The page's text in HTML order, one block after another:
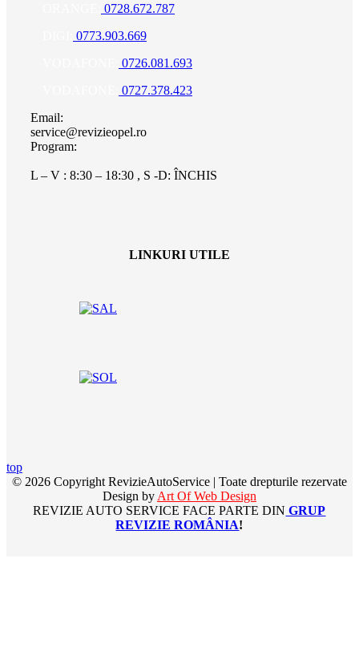
0728.672.787
0773.903.669
0726.081.693
0727.378.423
Email:
service@revizieopel.ro
Program:
L – V : 8:30 – 18:30 , S -D: ÎNCHIS
LINKURI UTILE
top
© 2026 Copyright RevizieAutoService | Toate drepturile rezervate
Design by Art Of Web Design
REVIZIE AUTO SERVICE FACE PARTE DIN GRUP
REVIZIE ROMÂNIA!